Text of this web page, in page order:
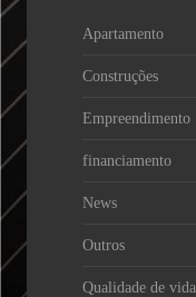
Apartamento
Construções
Empreendimento
financiamento
News
Outros
Qualidade de vida